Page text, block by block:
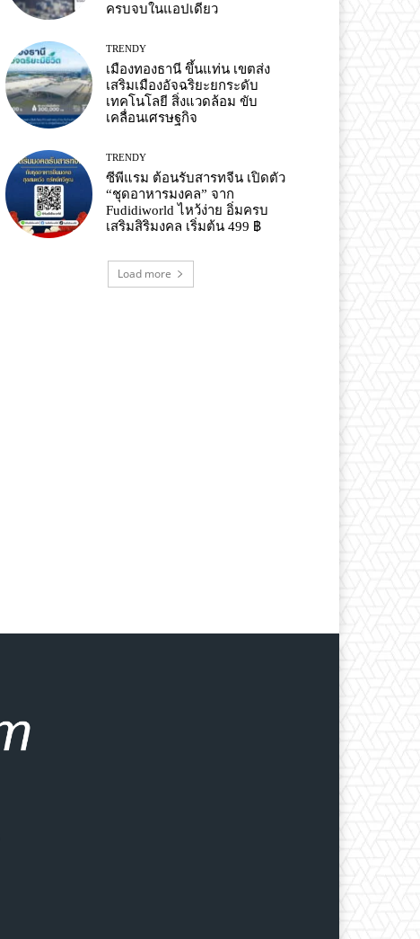
ครบจบในแอปเดียว
TRENDY
เมืองทองธานี ขึ้นแท่น เขตส่ง
เสริมเมืองอัจฉริยะยกระดับ
เทคโนโลยี สิ่งแวดล้อม ขับ
เคลื่อนเศรษฐกิจ
TRENDY
ซีพีแรม ต้อนรับสารทจีน เปิดตัว
“ชุดอาหารมงคล” จาก
Fudidiworld ไหว้ง่าย อิ่มครบ
เสริมสิริมงคล เริ่มต้น 499 ฿
Load more